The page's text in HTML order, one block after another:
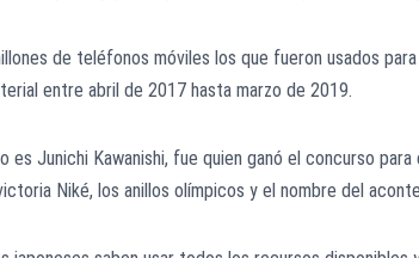
de teléfonos móviles los que fueron usados
entre abril de 2017 hasta marzo de 2019.
es Junichi Kawanishi, fue quien ganó el concurso
Niké, los anillos olímpicos y el nombre del